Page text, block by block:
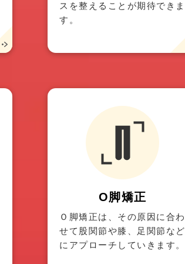
スを整えることが期待できま
す。
O脚矯正
Ｏ脚矯正は、その原因に合わ
せて股関節や膝、足関節など
にアプローチしていきます。